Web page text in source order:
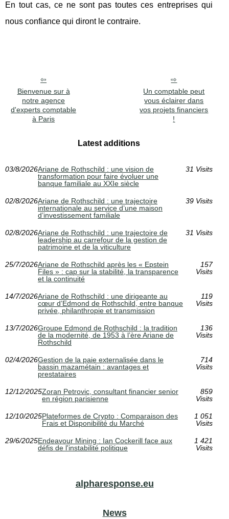
En tout cas, ce ne sont pas toutes ces entreprises qui
nous confiance qui diront le contraire.
Bienvenue sur à
notre agence
d'experts comptable
à Paris
Un comptable peut
vous éclairer dans
vos projets financiers
!
Latest additions
03/8/2026Ariane de Rothschild : une vision de
transformation pour faire évoluer une
banque familiale au XXIe siècle
31 Visits
02/8/2026Ariane de Rothschild : une trajectoire
internationale au service d’une maison
d’investissement familiale
39 Visits
02/8/2026Ariane de Rothschild : une trajectoire de
leadership au carrefour de la gestion de
patrimoine et de la viticulture
31 Visits
25/7/2026Ariane de Rothschild après les « Epstein
Files » : cap sur la stabilité, la transparence
et la continuité
157
Visits
14/7/2026Ariane de Rothschild : une dirigeante au
cœur d’Edmond de Rothschild, entre banque
privée, philanthropie et transmission
119
Visits
13/7/2026Groupe Edmond de Rothschild : la tradition
de la modernité, de 1953 à l’ère Ariane de
Rothschild
136
Visits
02/4/2026Gestion de la paie externalisée dans le
bassin mazamétain : avantages et
prestataires
714
Visits
12/12/2025Zoran Petrovic, consultant financier senior
en région parisienne
859
Visits
12/10/2025Plateformes de Crypto : Comparaison des
Frais et Disponibilité du Marché
1 051
Visits
29/6/2025Endeavour Mining : Ian Cockerill face aux
défis de l'instabilité politique
1 421
Visits
alpharesponse.eu
News